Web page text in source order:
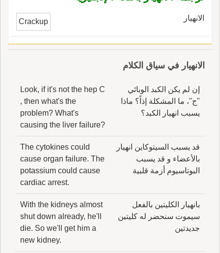
الانهيار Crackup
الانهيار في سياق الكلام
إن لم يكن الكبد الوبائي
"ج"، ما المشكلة إذاً؟ ماذا
يسبب انهيار الكبد؟
Look, if it's not the hep C
, then what's the
problem? What's
causing the liver failure?
قد يسبب السيتوكاين انهيار
بالأعضاء و قد يسبب
البوتاسيوم أزمة قلبية
The cytokines could
cause organ failure. The
potassium could cause
cardiac arrest.
بانهيار الكليتين بالفعل
سيموت سنحضر له كليتين
جديدتين
With the kidneys almost
shut down already, he'll
die. So we'll get him a
new kidney.